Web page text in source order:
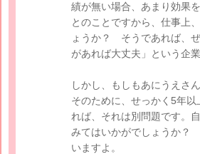
績が無い場合、あまり効果
とのことですから、仕事上
ょうか？ そうであれば、
があれば大丈夫」という企
しかし、もしもあにうえさ
そのために、せっかく5年
れば、それは別問題です。
みてはいかがでしょうか？
いますよ。